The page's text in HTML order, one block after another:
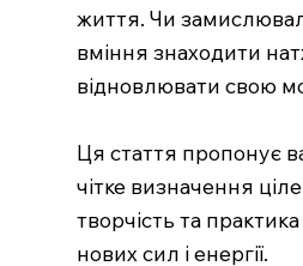
життя. Чи
вміння знаходити
відновлювати свою
Ця стаття пропонує
чітке визначення
творчість та
нових сил і енергії.